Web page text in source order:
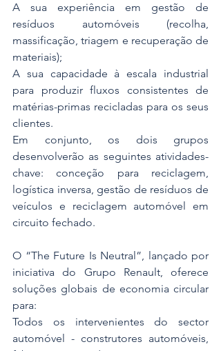
A sua experiência em gestão de
resíduos automóveis (recolha,
massificação, triagem e recuperação de
materiais);
A sua capacidade à escala industrial
para produzir fluxos consistentes de
matérias-primas recicladas para os seus
clientes.
Em conjunto, os dois grupos
desenvolverão as seguintes atividades-
chave: conceção para reciclagem,
logística inversa, gestão de resíduos de
veículos e reciclagem automóvel em
circuito fechado.
O “The Future Is Neutral”, lançado por
iniciativa do Grupo Renault, oferece
soluções globais de economia circular
para:
Todos os intervenientes do sector
automóvel - construtores automóveis,